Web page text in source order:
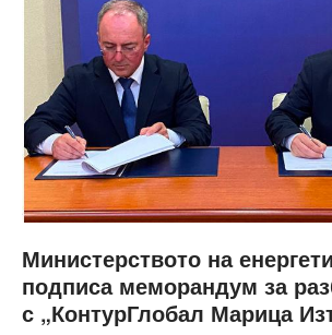
Министерството на
подписа меморандум за
с „КонтурГлобал Марица